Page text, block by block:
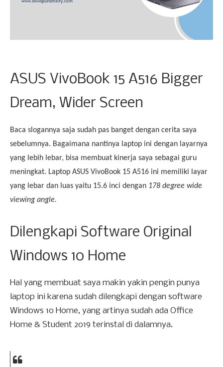
ASUS VivoBook 15 A516 Bigger
Dream, Wider Screen
Baca slogannya saja sudah pas banget dengan cerita saya
sebelumnya. Bagaimana nantinya laptop ini dengan layarnya
yang lebih lebar, bisa membuat kinerja saya sebagai guru
meningkat. Laptop ASUS VivoBook 15 A516 ini memiliki layar
yang lebar dan luas yaitu 15.6 inci dengan 178 degree wide
viewing angle.
Dilengkapi Software Original
Windows 10 Home
Hal yang membuat saya makin yakin pengin punya
laptop ini karena sudah dilengkapi dengan software
Windows 10 Home, yang artinya sudah ada Office
Home & Student 2019 terinstal di dalamnya.